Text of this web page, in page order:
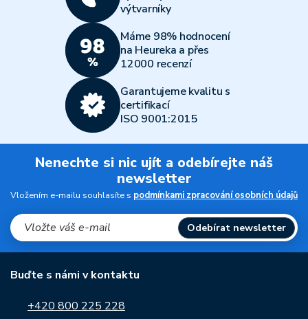
výtvarníky
Máme 98% hodnocení
na Heureka a přes
12000 recenzí
Garantujeme kvalitu s
certifikací
ISO 9001:2015
Nenechte si nic ujít a odebírejte náš
newsletter
Vložením e-mailu souhlasíte s podmínkami zpracování osobních údajů
Odebírat newsletter
Buďte s námi v kontaktu
+420 800 225 228